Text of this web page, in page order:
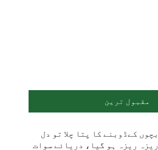
مقبول ترین
بچوں کےڈوبنے کا پتا چلا تو دل
ریزہ ریزہ ہو گیا، دریائے سوات